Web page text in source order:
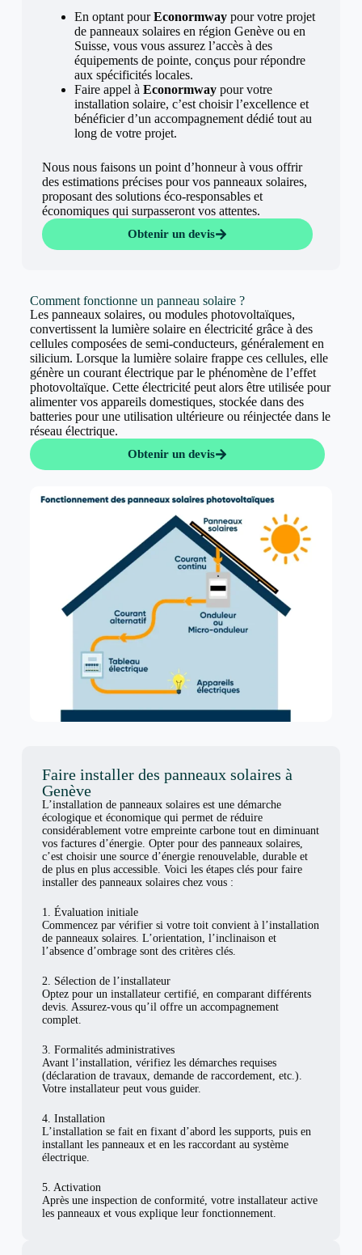
En optant pourEconormwaypour votre projet
de panneaux solaires en région Genève ou en
Suisse, vous vous assurez l’accès à des
équipements de pointe, conçus pour répondre
aux spécificités locales.
Faire appel à Econormwaypour votre
installation solaire, c’est choisir l’excellence et
bénéficier d’un accompagnement dédié tout au
long de votre projet.
Nous nous faisons un point d’honneur à vous offrir
des estimations précises pour vos panneaux solaires,
proposant des solutions éco-responsables et
économiques qui surpasseront vos attentes.
Obtenir un devis
Comment fonctionne un panneau solaire ?
Les panneaux solaires, ou modules photovoltaïques,
convertissent la lumière solaire en électricité grâce à des
cellules composées de semi-conducteurs, généralement en
silicium. Lorsque la lumière solaire frappe ces cellules, elle
génère un courant électrique par le phénomène de l’effet
photovoltaïque. Cette électricité peut alors être utilisée pour
alimenter vos appareils domestiques, stockée dans des
batteries pour une utilisation ultérieure ou réinjectée dans le
réseau électrique.
Obtenir un devis
Faire installer des panneaux solaires à
Genève
L’installation de panneaux solaires est une démarche
écologique et économique qui permet de réduire
considérablement votre empreinte carbone tout en diminuant
vos factures d’énergie. Opter pour des panneaux solaires,
c’est choisir une source d’énergie renouvelable, durable et
de plus en plus accessible. Voici les étapes clés pour faire
installer des panneaux solaires chez vous :
1. Évaluation initiale
Commencez par vérifier si votre toit convient à l’installation
de panneaux solaires. L’orientation, l’inclinaison et
l’absence d’ombrage sont des critères clés.
2. Sélection de l’installateur
Optez pour un installateur certifié, en comparant différents
devis. Assurez-vous qu’il offre un accompagnement
complet.
3. Formalités administratives
Avant l’installation, vérifiez les démarches requises
(déclaration de travaux, demande de raccordement, etc.).
Votre installateur peut vous guider.
4. Installation
L’installation se fait en fixant d’abord les supports, puis en
installant les panneaux et en les raccordant au système
électrique.
5. Activation
Après une inspection de conformité, votre installateur active
les panneaux et vous explique leur fonctionnement.